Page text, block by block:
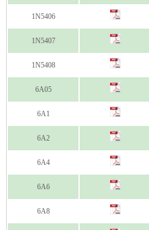
1N5406
1N5407
1N5408
6A05
6A1
6A2
6A4
6A6
6A8